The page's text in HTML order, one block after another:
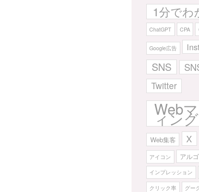
1分でわ
ChatGPT CPA
Google広告
SNS
Twitter
Web
ィング
Web集客 X
アイコン アル
インプレッション
クリック率 グー